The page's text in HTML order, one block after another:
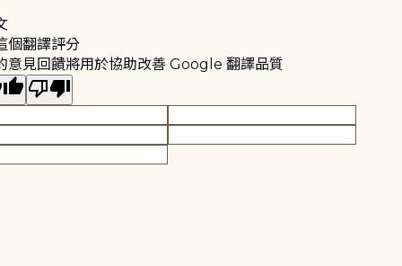
個翻譯評分
意見回饋將用於協助改善 Google 翻譯品質